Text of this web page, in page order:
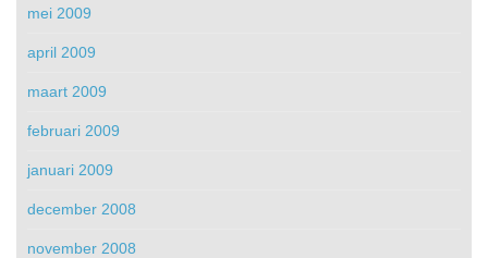
mei 2009
april 2009
maart 2009
februari 2009
januari 2009
december 2008
november 2008